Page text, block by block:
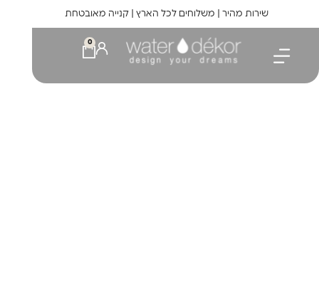
שירות מהיר | משלוחים לכל הארץ | קנייה מאובטחת
0